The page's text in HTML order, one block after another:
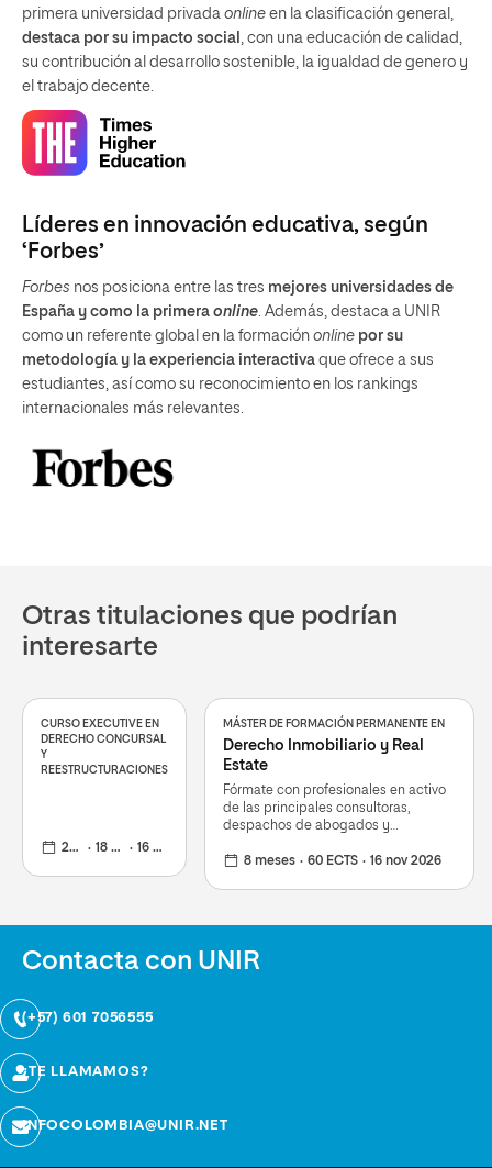
primera universidad privada online en la clasificación general,
destaca por su impacto social , con una educación de calidad,
su contribución al desarrollo sostenible, la igualdad de genero y
el trabajo decente.
Líderes en innovación educativa, según
‘Forbes’
Forbes nos posiciona entre las tres mejores universidades de
España y como la primera online . Además, destaca a UNIR
como un referente global en la formación online por su
metodología y la experiencia interactiva que ofrece a sus
estudiantes, así como su reconocimiento en los rankings
internacionales más relevantes.
Otras titulaciones que podrían
interesarte
CURSO EXECUTIVE EN
DERECHO CONCURSAL
Y
REESTRUCTURACIONES
21 semanas 18 ECTS 16 nov 2026
MÁSTER DE FORMACIÓN PERMANENTE EN
Derecho Inmobiliario y Real
Estate
Fórmate con profesionales en activo
de las principales consultoras,
despachos de abogados y
8 meses
60 ECTS 16 nov 2026
Contacta con UNIR
(+57) 601 7056555
¿TE LLAMAMOS?
INFOCOLOMBIA@UNIR.NET